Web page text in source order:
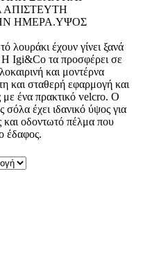
ΑΠΙΣΤΕΥΤΗ
ΗΜΕΡΑ.ΥΨΟΣ
έχουν γίνει ξανά
Η Igi&Co τα προσφέρει σε
και μοντέρνα
και σταθερή εφαρμογή και
με ένα πρακτικό velcro. Ο
έχει ιδανικό ύψος για
και οδοντωτό πέλμα που
έδαφος.